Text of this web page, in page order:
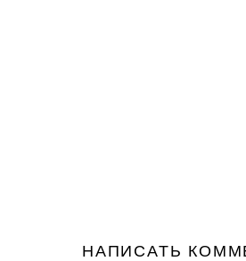
НАПИСАТЬ